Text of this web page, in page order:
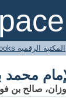
المكتبة الرقمية
صالح بن